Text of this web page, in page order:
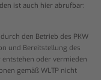
ist auch hier abrufbar:
den Betrieb des PKW
und Bereitstellung des
oder vermieden
gemäß WLTP nicht